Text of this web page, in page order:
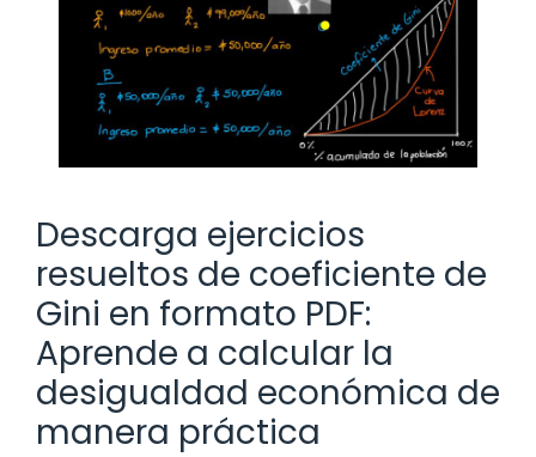
Descarga ejercicios
resueltos de coeficiente de
Gini en formato PDF:
Aprende a calcular la
desigualdad económica de
manera práctica